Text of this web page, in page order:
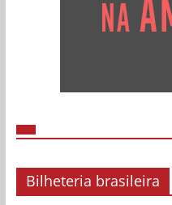
Bilheteria brasileira